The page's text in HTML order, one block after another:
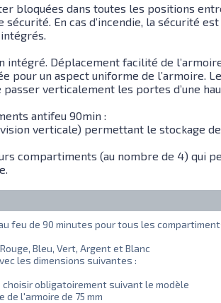
bloquées dans toutes les positions
sécurité. En cas d’incendie, la sécurité
intégré. Déplacement facilité de
pour un aspect uniforme de l’armoire.
verticalement les portes d’une
antifeu 90min :
verticale) permettant le stockage
compartiments (au nombre de 4) qui
feu de 90 minutes pour tous les
Bleu, Vert, Argent et Blanc
les dimensions suivantes :
obligatoirement suivant le modèle
l'armoire de 75 mm